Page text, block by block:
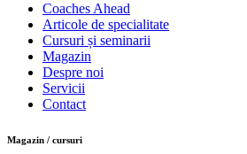
Coaches Ahead
Articole de specialitate
Cursuri și seminarii
Magazin
Despre noi
Servicii
Contact
Magazin / cursuri